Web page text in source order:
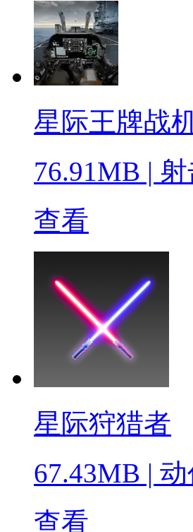
星际王牌战
76.91MB |
查看
星际狩猎者
67.43MB |
查看